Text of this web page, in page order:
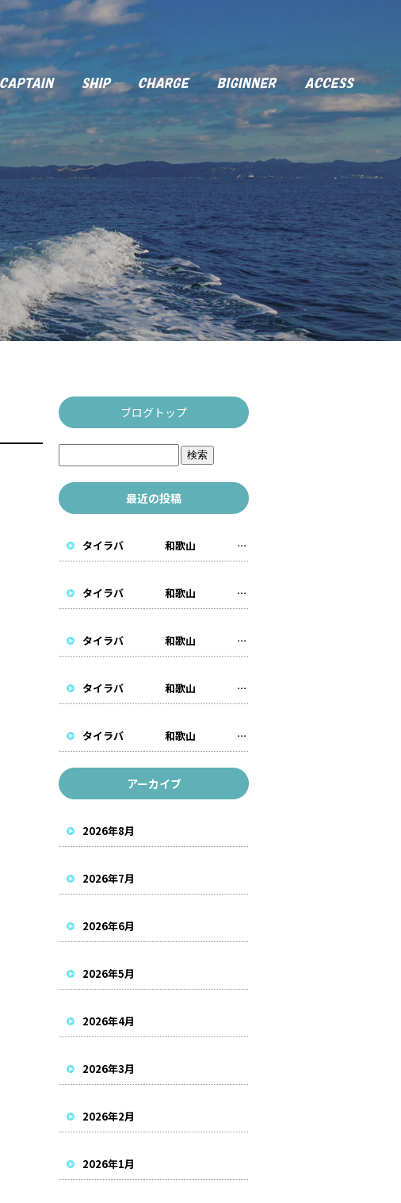
ブログトップ
最近の投稿
タイラバ 和歌山 遊漁船
タイラバ 和歌山 遊漁船
タイラバ 和歌山 遊漁船
タイラバ 和歌山 遊漁船
タイラバ 和歌山 遊漁船
アーカイブ
2026年8月
2026年7月
2026年6月
2026年5月
2026年4月
2026年3月
2026年2月
2026年1月